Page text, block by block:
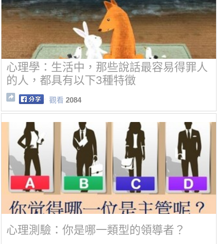
心理學：生活中，那些說話最容易得罪人
的人，都具有以下3種特徵
觀看 2084
心理測驗：你是哪一類型的領導者？